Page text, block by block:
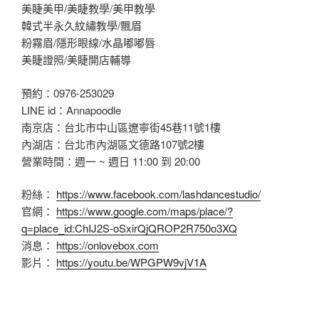
美睫美甲/美睫教學/美甲教學
韓式半永久紋繡教學/飄眉
粉霧眉/隱形眼線/水晶嘟嘟唇
美睫證照/美睫開店輔導
預約：0976-253029
LINE id：Annapoodle
南京店：台北市中山區遼寧街45巷11號1樓
內湖店：台北市內湖區文德路107號2樓
營業時間：週一 ~ 週日 11:00 到 20:00
粉絲： https://www.facebook.com/lashdancestudio/
官網： https://www.google.com/maps/place/?
q=place_id:ChIJ2S-oSxirQjQROP2R750o3XQ
消息： https://onlovebox.com
影片： https://youtu.be/WPGPW9vjV1A